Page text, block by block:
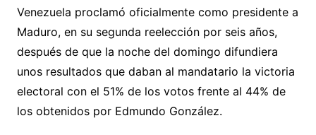
Venezuela proclamó oficialmente como presidente a
Maduro, en su segunda reelección por seis años,
después de que la noche del domingo difundiera
unos resultados que daban al mandatario la victoria
electoral con el 51% de los votos frente al 44% de
los obtenidos por Edmundo González.